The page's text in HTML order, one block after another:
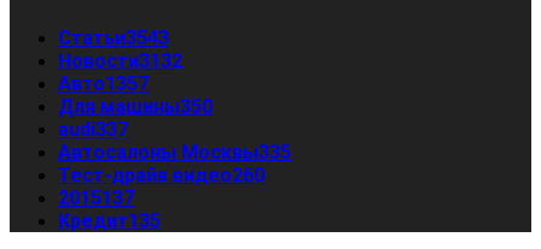
Статьи3543
Новости3132
Авто1357
Для машины350
audi337
Автосалоны Москвы335
Тест-драйв видео260
2015137
Кредит135